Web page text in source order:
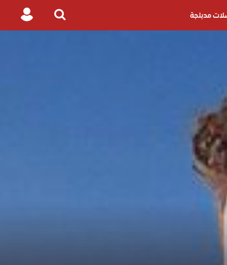
مدبلجة
Search
Login